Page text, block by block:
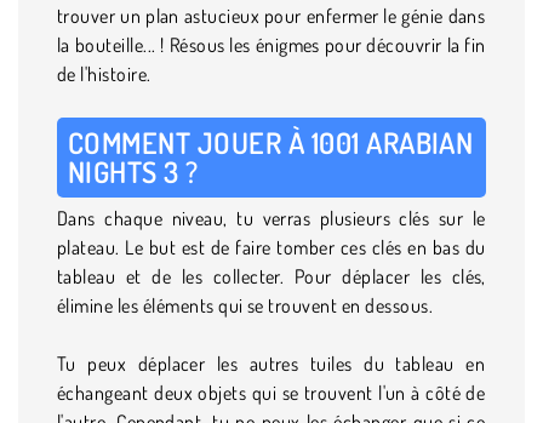
trouver un plan astucieux pour enfermer le génie dans
la bouteille... ! Résous les énigmes pour découvrir la fin
de l'histoire.
COMMENT JOUER À 1001 ARABIAN
NIGHTS 3 ?
Dans chaque niveau, tu verras plusieurs clés sur le
plateau. Le but est de faire tomber ces clés en bas du
tableau et de les collecter. Pour déplacer les clés,
élimine les éléments qui se trouvent en dessous.
Tu peux déplacer les autres tuiles du tableau en
échangeant deux objets qui se trouvent l'un à côté de